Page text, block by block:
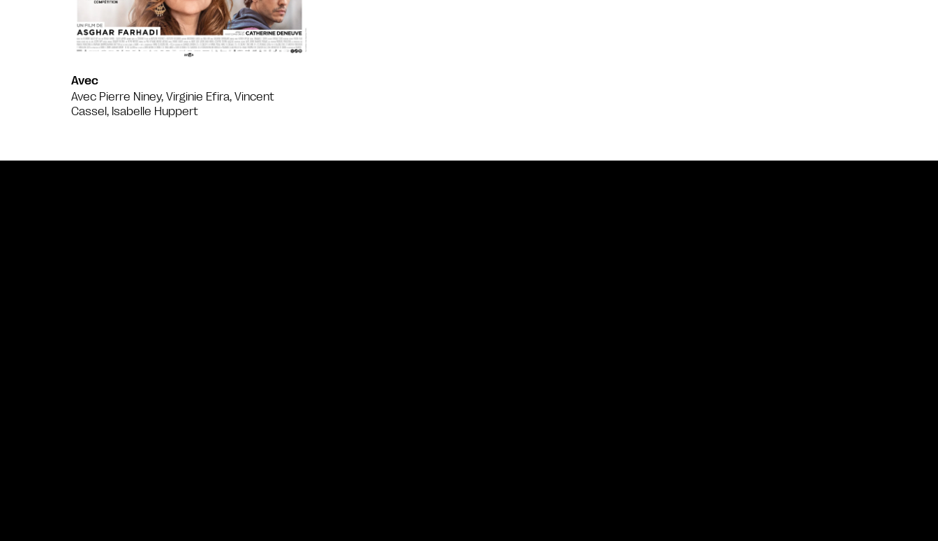
Avec
Avec Pierre Niney, Virginie Efira, Vincent
Cassel, Isabelle Huppert